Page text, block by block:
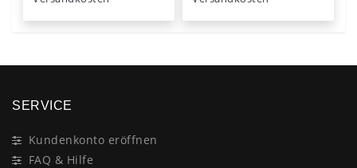
SERVICE
Kundenkonto eröffnen
FAQ & Hilfe